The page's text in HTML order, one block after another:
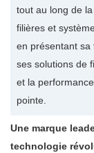
tout au long de
filières et
en présentant sa
ses solutions de
et la
pointe.
Une marque
technologie